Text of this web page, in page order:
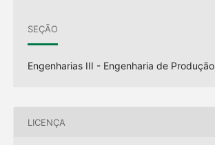
SEÇÃO
Engenharias III - Engenharia de Produção
LICENÇA